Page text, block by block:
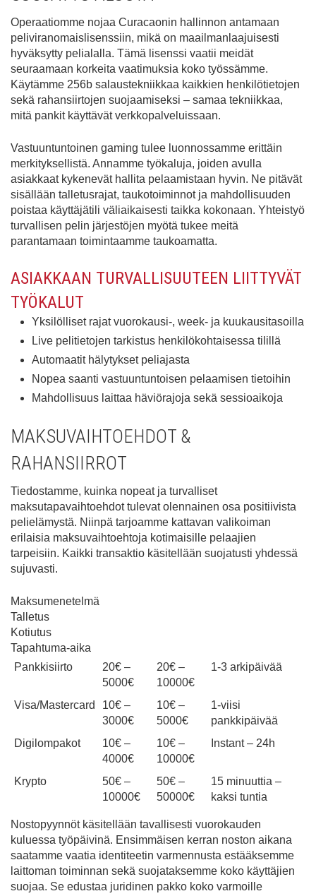
Operaatiomme nojaa Curacaonin hallinnon antamaan
peliviranomaislisenssiin, mikä on maailmanlaajuisesti
hyväksytty pelialalla. Tämä lisenssi vaatii meidät
seuraamaan korkeita vaatimuksia koko työssämme.
Käytämme 256b salaustekniikkaa kaikkien henkilötietojen
sekä rahansiirtojen suojaamiseksi – samaa tekniikkaa,
mitä pankit käyttävät verkkopalveluissaan.
Vastuuntuntoinen gaming tulee luonnossamme erittäin
merkityksellistä. Annamme työkaluja, joiden avulla
asiakkaat kykenevät hallita pelaamistaan hyvin. Ne pitävät
sisällään talletusrajat, taukotoiminnot ja mahdollisuuden
poistaa käyttäjätili väliaikaisesti taikka kokonaan. Yhteistyö
turvallisen pelin järjestöjen myötä tukee meitä
parantamaan toimintaamme taukoamatta.
ASIAKKAAN TURVALLISUUTEEN LIITTYVÄT
TYÖKALUT
Yksilölliset rajat vuorokausi-, week- ja kuukausitasoilla
Live pelitietojen tarkistus henkilökohtaisessa tilillä
Automaatit hälytykset peliajasta
Nopea saanti vastuuntuntoisen pelaamisen tietoihin
Mahdollisuus laittaa häviörajoja sekä sessioaikoja
MAKSUVAIHTOEHDOT &
RAHANSIIRROT
Tiedostamme, kuinka nopeat ja turvalliset
maksutapavaihtoehdot tulevat olennainen osa positiivista
pelielämystä. Niinpä tarjoamme kattavan valikoiman
erilaisia maksuvaihtoehtoja kotimaisille pelaajien
tarpeisiin. Kaikki transaktio käsitellään suojatusti yhdessä
sujuvasti.
Maksumenetelmä
Talletus
Kotiutus
Tapahtuma-aika
Pankkisiirto
20€ –
5000€
20€ –
10000€
1-3 arkipäivää
Visa/Mastercard
10€ –
3000€
10€ –
5000€
1-viisi
pankkipäivää
Digilompakot
10€ –
4000€
10€ –
10000€
Instant – 24h
Krypto
50€ –
10000€
50€ –
50000€
15 minuuttia –
kaksi tuntia
Nostopyynnöt käsitellään tavallisesti vuorokauden
kuluessa työpäivinä. Ensimmäisen kerran noston aikana
saatamme vaatia identiteetin varmennusta estääksemme
laittoman toiminnan sekä suojataksemme koko käyttäjien
suojaa. Se edustaa juridinen pakko koko varmoille